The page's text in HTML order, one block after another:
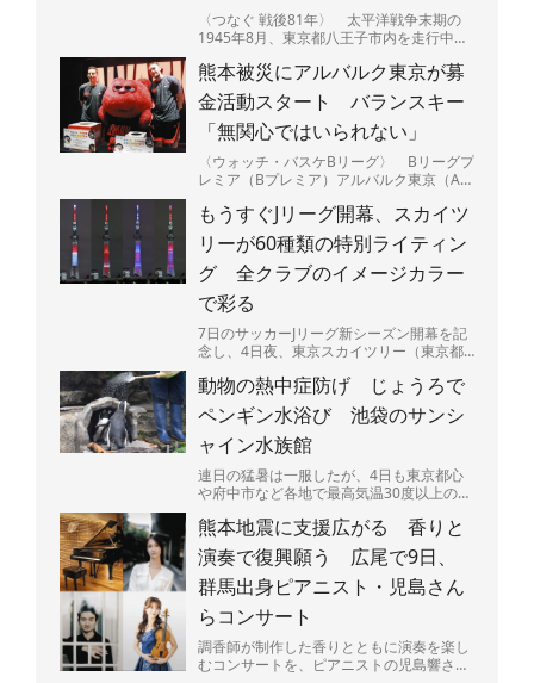
〈つなぐ 戦後81年〉 太平洋戦争末期の
1945年8月、東京都八王子市内を走行中の
なった空襲か...
熊本被災にアルバルク東京が募
金活動スタート バランスキー
「無関心ではいられない」
〈ウォッチ・バスケBリーグ〉 Bリーグプ
レミア（Bプレミア）アルバルク東京（A東
被災地を支援す...
もうすぐJリーグ開幕、スカイツ
リーが60種類の特別ライティン
グ 全クラブのイメージカラー
で彩る
7日のサッカーJリーグ新シーズン開幕を記
念し、4日夜、東京スカイツリー（東京都
J1、J2、J3全...
動物の熱中症防げ じょうろで
ペンギン水浴び 池袋のサンシ
ャイン水族館
連日の猛暑は一服したが、4日も東京都心
や府中市など各地で最高気温30度以上の真
都内－。暑さは人間...
熊本地震に支援広がる 香りと
演奏で復興願う 広尾で9日、
群馬出身ピアニスト・児島さん
らコンサート
調香師が制作した香りとともに演奏を楽し
むコンサートを、ピアニストの児島響さん